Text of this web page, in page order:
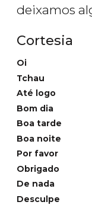
deixamos
Cortesia
Oi
Tchau
Até logo
Bom dia
Boa tarde
Boa noite
Por favor
Obrigado
De nada
Desculpe